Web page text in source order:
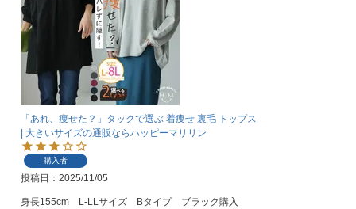
「あれ、痩せた？」タックで選ぶ 着痩せ 裏毛 トップス
| 大きいサイズの通販ならハッピーマリリン
購入者
投稿日 2025/11/05
身長155cm　L-LLサイズ　Bタイプ　ブラック購入